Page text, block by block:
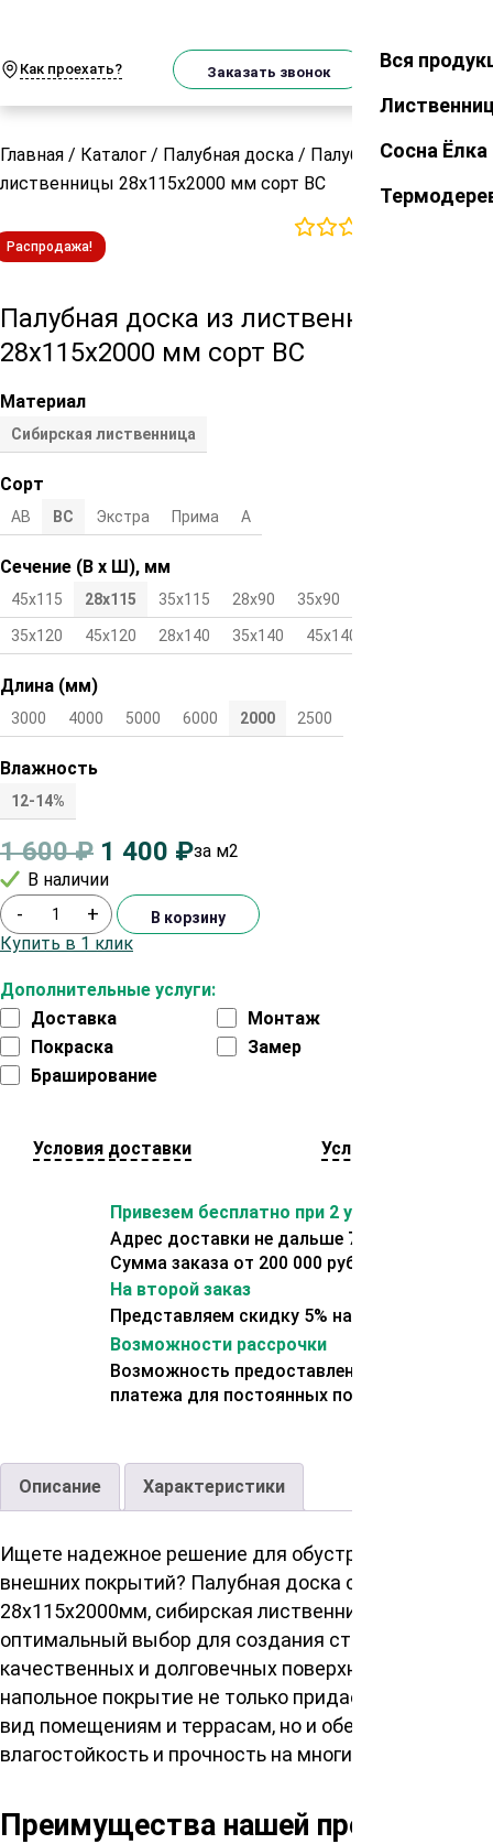
Как проехать? Заказать звонок Закрыть
Вся
Сосна Ёлка
Главная / Каталог / Палубная доска / Палубная доска из
лиственницы 28х115х2000 мм сорт ВС
Распродажа!
Палубная доска из лиственницы
28х115х2000 мм сорт ВС
Материал
Сибирская лиственница
Сорт
АВ ВС Экстра Прима А
Сечение (В х Ш), мм
45х115 28х115 35х115 28х90 35х90
35х120 45х120 28х140 35х140 45х140
Длина (мм)
3000 4000 5000 6000 2000 2500
Влажность
12-14%
1 600₽ 1 400 ₽за м2
В наличии
Дополнительные услуги:
Доставка
Монтаж
Покраска
Замер
Браширование
- + В корзину
Купить в 1 клик
Условия доставки Условия оплаты
Привезем бесплатно при 2 условиях:
Адрес доставки не дальше 70 км от склада.
Сумма заказа от 200 000 рублей.
На второй заказ
Представляем скидку 5% на второй заказ
Возможности рассрочки
Возможность предоставления отсрочки
платежа для постоянных покупателей.
Описание Характеристики
Ищете надежное решение для обустройства
внешних покрытий? Палубная доска сорт ВС
28х115х2000мм, сибирская лиственница – это
оптимальный выбор для создания стильных,
качественных и долговечных поверхностей. Это
напольное покрытие не только придает элегантный
вид помещениям и террасам, но и обеспечивает
влагостойкость и прочность на многие годы.
Преимущества нашей продукции